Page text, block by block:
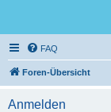
FAQ
Foren-Übersicht
Anmelden